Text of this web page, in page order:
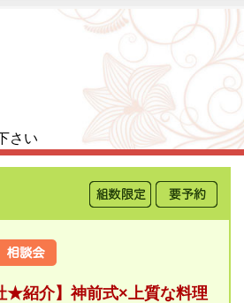
さい
★紹介】神前式×上質な料理